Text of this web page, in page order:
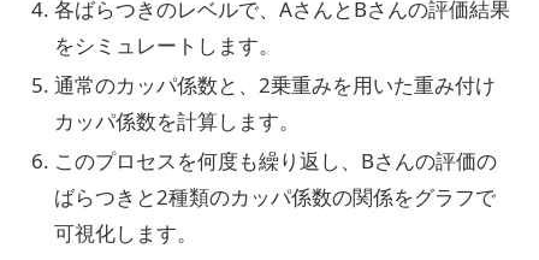
各ばらつきのレベルで、AさんとBさんの評価結果
をシミュレートします。
通常のカッパ係数と、2乗重みを用いた重み付け
カッパ係数を計算します。
このプロセスを何度も繰り返し、Bさんの評価の
ばらつきと2種類のカッパ係数の関係をグラフで
可視化します。